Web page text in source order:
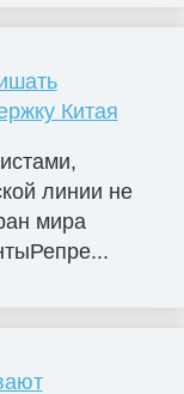
Китая
линии не
мира